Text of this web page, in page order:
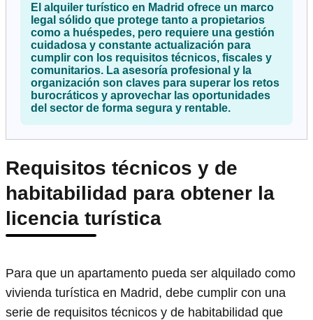
El alquiler turístico en Madrid ofrece un marco
legal sólido que protege tanto a propietarios
como a huéspedes, pero requiere una gestión
cuidadosa y constante actualización para
cumplir con los requisitos técnicos, fiscales y
comunitarios. La asesoría profesional y la
organización son claves para superar los retos
burocráticos y aprovechar las oportunidades
del sector de forma segura y rentable.
Requisitos técnicos y de
habitabilidad para obtener la
licencia turística
Para que un apartamento pueda ser alquilado como
vivienda turística en Madrid, debe cumplir con una
serie de requisitos técnicos y de habitabilidad que